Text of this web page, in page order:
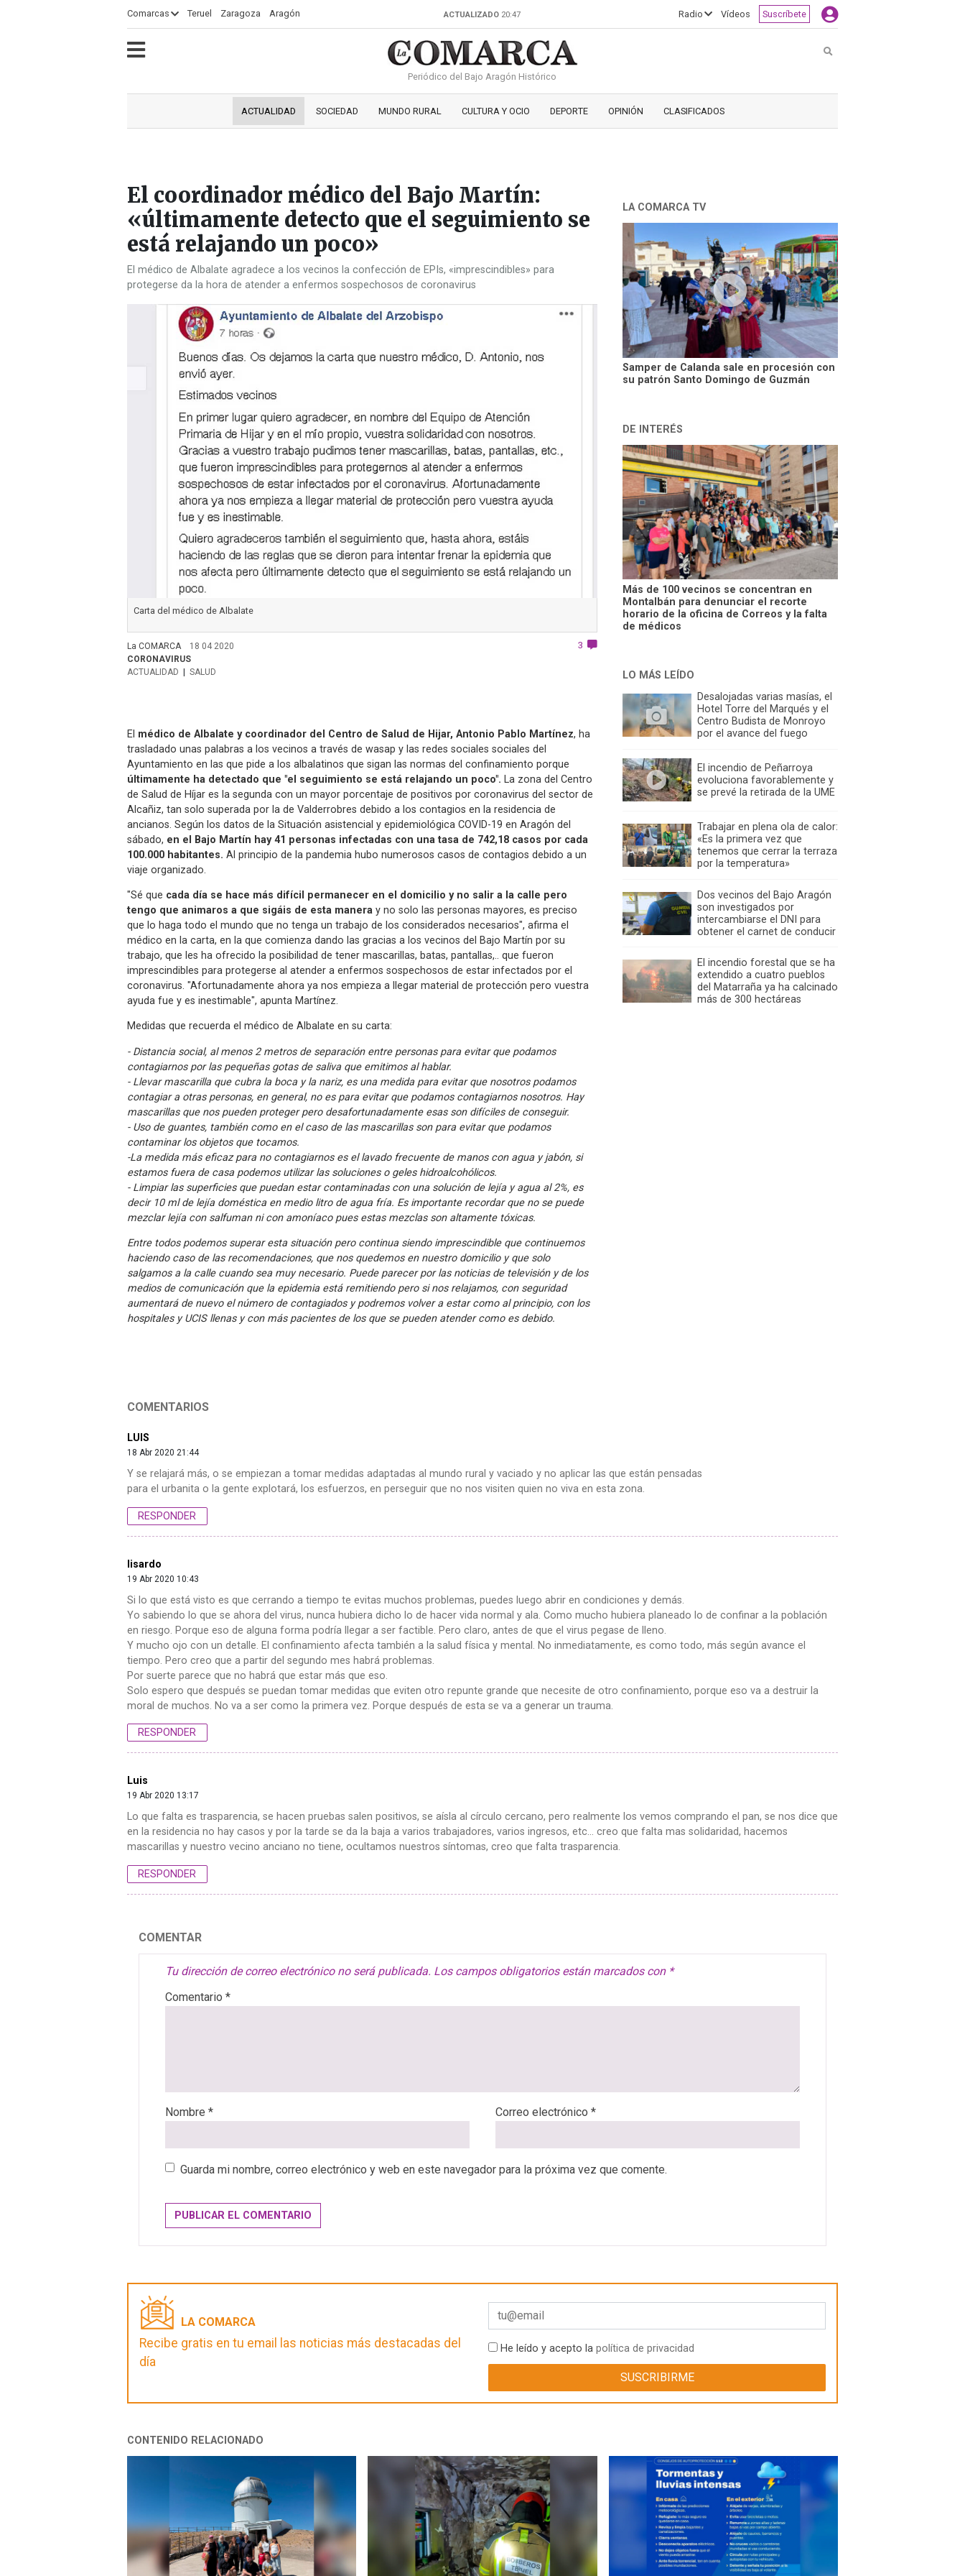
Comarcas Teruel Zaragoza Aragón Radio Vídeos Suscríbete
ACTUALIZADO 20:47
Periódico del Bajo Aragón Histórico
Buscar
ACTUALIDAD SOCIEDAD MUNDO RURAL CULTURA Y OCIO DEPORTE OPINIÓN CLASIFICADOS
El coordinador médico del Bajo Martín:
«últimamente detecto que el seguimiento se
está relajando un poco»
El médico de Albalate agradece a los vecinos la confección de EPIs, «imprescindibles» para
protegerse da la hora de atender a enfermos sospechosos de coronavirus
Carta del médico de Albalate
La COMARCA 18 04 2020 3
CORONAVIRUS
ACTUALIDAD
SALUD
El médico de Albalate y coordinador del Centro de Salud de Hijar, Antonio Pablo Martínez, ha
trasladado unas palabras a los vecinos a través de wasap y las redes sociales sociales del
Ayuntamiento en las que pide a los albalatinos que sigan las normas del confinamiento porque
últimamente ha detectado que "el seguimiento se está relajando un poco". La zona del Centro
de Salud de Híjar es la segunda con un mayor porcentaje de positivos por coronavirus del sector de
Alcañiz, tan solo superada por la de Valderrobres debido a los contagios en la residencia de
ancianos. Según los datos de la Situación asistencial y epidemiológica COVID-19 en Aragón del
sábado, en el Bajo Martín hay 41 personas infectadas con una tasa de 742,18 casos por cada
100.000 habitantes. Al principio de la pandemia hubo numerosos casos de contagios debido a un
viaje organizado.
"Sé que cada día se hace más difícil permanecer en el domicilio y no salir a la calle pero
tengo que animaros a que sigáis de esta manera y no solo las personas mayores, es preciso
que lo haga todo el mundo que no tenga un trabajo de los considerados necesarios", afirma el
médico en la carta, en la que comienza dando las gracias a los vecinos del Bajo Martín por su
trabajo, que les ha ofrecido la posibilidad de tener mascarillas, batas, pantallas,.. que fueron
imprescindibles para protegerse al atender a enfermos sospechosos de estar infectados por el
coronavirus. "Afortunadamente ahora ya nos empieza a llegar material de protección pero vuestra
ayuda fue y es inestimable", apunta Martínez.
Medidas que recuerda el médico de Albalate en su carta:
- Distancia social, al menos 2 metros de separación entre personas para evitar que podamos
contagiarnos por las pequeñas gotas de saliva que emitimos al hablar.
- Llevar mascarilla que cubra la boca y la nariz, es una medida para evitar que nosotros podamos
contagiar a otras personas, en general, no es para evitar que podamos contagiarnos nosotros. Hay
mascarillas que nos pueden proteger pero desafortunadamente esas son difíciles de conseguir.
- Uso de guantes, también como en el caso de las mascarillas son para evitar que podamos
contaminar los objetos que tocamos.
-La medida más eficaz para no contagiarnos es el lavado frecuente de manos con agua y jabón, si
estamos fuera de casa podemos utilizar las soluciones o geles hidroalcohólicos.
- Limpiar las superficies que puedan estar contaminadas con una solución de lejía y agua al 2%, es
decir 10 ml de lejía doméstica en medio litro de agua fría. Es importante recordar que no se puede
mezclar lejía con salfuman ni con amoníaco pues estas mezclas son altamente tóxicas.
Entre todos podemos superar esta situación pero continua siendo imprescindible que continuemos
haciendo caso de las recomendaciones, que nos quedemos en nuestro domicilio y que solo
salgamos a la calle cuando sea muy necesario. Puede parecer por las noticias de televisión y de los
medios de comunicación que la epidemia está remitiendo pero si nos relajamos, con seguridad
aumentará de nuevo el número de contagiados y podremos volver a estar como al principio, con los
hospitales y UCIS llenas y con más pacientes de los que se pueden atender como es debido.
LA COMARCA TV
Samper de Calanda sale en procesión con
su patrón Santo Domingo de Guzmán
DE INTERÉS
Más de 100 vecinos se concentran en
Montalbán para denunciar el recorte
horario de la oficina de Correos y la falta
de médicos
LO MÁS LEÍDO
Desalojadas varias masías, el
Hotel Torre del Marqués y el
Centro Budista de Monroyo
por el avance del fuego
El incendio de Peñarroya
evoluciona favorablemente y
se prevé la retirada de la UME
Trabajar en plena ola de calor:
«Es la primera vez que
tenemos que cerrar la terraza
por la temperatura»
Dos vecinos del Bajo Aragón
son investigados por
intercambiarse el DNI para
obtener el carnet de conducir
El incendio forestal que se ha
extendido a cuatro pueblos
del Matarraña ya ha calcinado
más de 300 hectáreas
COMENTARIOS
LUIS
18 Abr 2020 21:44
Y se relajará más, o se empiezan a tomar medidas adaptadas al mundo rural y vaciado y no aplicar las que están pensadas
para el urbanita o la gente explotará, los esfuerzos, en perseguir que no nos visiten quien no viva en esta zona.
RESPONDER
lisardo
19 Abr 2020 10:43
Si lo que está visto es que cerrando a tiempo te evitas muchos problemas, puedes luego abrir en condiciones y demás.
Yo sabiendo lo que se ahora del virus, nunca hubiera dicho lo de hacer vida normal y ala. Como mucho hubiera planeado lo de confinar a la población
en riesgo. Porque eso de alguna forma podría llegar a ser factible. Pero claro, antes de que el virus pegase de lleno.
Y mucho ojo con un detalle. El confinamiento afecta también a la salud física y mental. No inmediatamente, es como todo, más según avance el
tiempo. Pero creo que a partir del segundo mes habrá problemas.
Por suerte parece que no habrá que estar más que eso.
Solo espero que después se puedan tomar medidas que eviten otro repunte grande que necesite de otro confinamiento, porque eso va a destruir la
moral de muchos. No va a ser como la primera vez. Porque después de esta se va a generar un trauma.
RESPONDER
Luis
19 Abr 2020 13:17
Lo que falta es trasparencia, se hacen pruebas salen positivos, se aísla al círculo cercano, pero realmente los vemos comprando el pan, se nos dice que
en la residencia no hay casos y por la tarde se da la baja a varios trabajadores, varios ingresos, etc… creo que falta mas solidaridad, hacemos
mascarillas y nuestro vecino anciano no tiene, ocultamos nuestros síntomas, creo que falta trasparencia.
RESPONDER
COMENTAR
Tu dirección de correo electrónico no será publicada. Los campos obligatorios están marcados con *
Comentario *
Nombre * Correo electrónico *
Guarda mi nombre, correo electrónico y web en este navegador para la próxima vez que comente.
LA COMARCA
Recibe gratis en tu email las noticias más destacadas del
día
He leído y acepto la política de privacidad
CONTENIDO RELACIONADO